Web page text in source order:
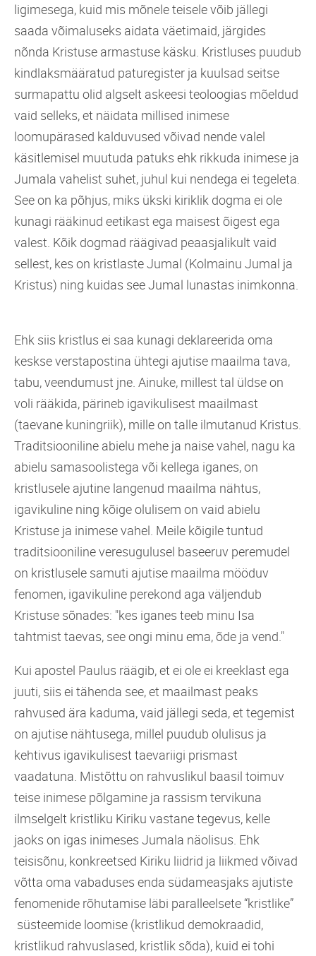
ligimesega, kuid mis mõnele teisele võib jällegi
saada võimaluseks aidata väetimaid, järgides
nõnda Kristuse armastuse käsku. Kristluses puudub
kindlaksmääratud paturegister ja kuulsad seitse
surmapattu olid algselt askeesi teoloogias mõeldud
vaid selleks, et näidata millised inimese
loomupärased kalduvused võivad nende valel
käsitlemisel muutuda patuks ehk rikkuda inimese ja
Jumala vahelist suhet, juhul kui nendega ei tegeleta.
See on ka põhjus, miks ükski kiriklik dogma ei ole
kunagi rääkinud eetikast ega maisest õigest ega
valest. Kõik dogmad räägivad peaasjalikult vaid
sellest, kes on kristlaste Jumal (Kolmainu Jumal ja
Kristus) ning kuidas see Jumal lunastas inimkonna.
Ehk siis kristlus ei saa kunagi deklareerida oma
keskse verstapostina ühtegi ajutise maailma tava,
tabu, veendumust jne. Ainuke, millest tal üldse on
voli rääkida, pärineb igavikulisest maailmast
(taevane kuningriik), mille on talle ilmutanud Kristus.
Traditsiooniline abielu mehe ja naise vahel, nagu ka
abielu samasoolistega või kellega iganes, on
kristlusele ajutine langenud maailma nähtus,
igavikuline ning kõige olulisem on vaid abielu
Kristuse ja inimese vahel. Meile kõigile tuntud
traditsiooniline veresugulusel baseeruv peremudel
on kristlusele samuti ajutise maailma mööduv
fenomen, igavikuline perekond aga väljendub
Kristuse sõnades: "kes iganes teeb minu Isa
tahtmist taevas, see ongi minu ema, õde ja vend."
Kui apostel Paulus räägib, et ei ole ei kreeklast ega
juuti, siis ei tähenda see, et maailmast peaks
rahvused ära kaduma, vaid jällegi seda, et tegemist
on ajutise nähtusega, millel puudub olulisus ja
kehtivus igavikulisest taevariigi prismast
vaadatuna. Mistõttu on rahvuslikul baasil toimuv
teise inimese põlgamine ja rassism tervikuna
ilmselgelt kristliku Kiriku vastane tegevus, kelle
jaoks on igas inimeses Jumala näolisus. Ehk
teisisõnu, konkreetsed Kiriku liidrid ja liikmed võivad
võtta oma vabaduses enda südameasjaks ajutiste
fenomenide rõhutamise läbi paralleelsete “kristlike”
süsteemide loomise (kristlikud demokraadid,
kristlikud rahvuslased, kristlik sõda), kuid ei tohi